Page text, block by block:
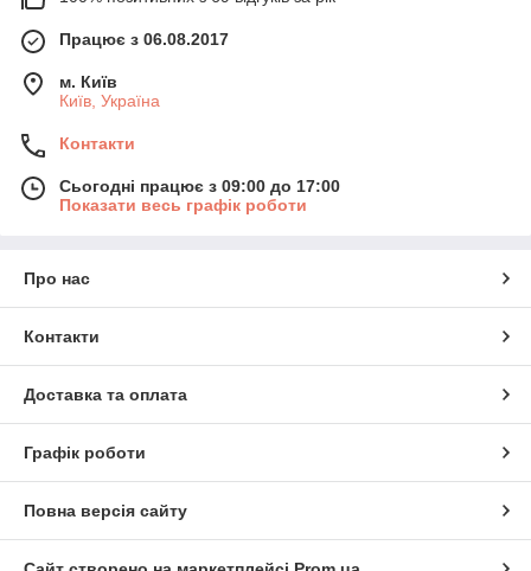
Працює з 06.08.2017
м. Київ
Київ, Україна
Контакти
Сьогодні працює з 09:00 до 17:00
Показати весь графік роботи
Про нас
Контакти
Доставка та оплата
Графік роботи
Повна версія сайту